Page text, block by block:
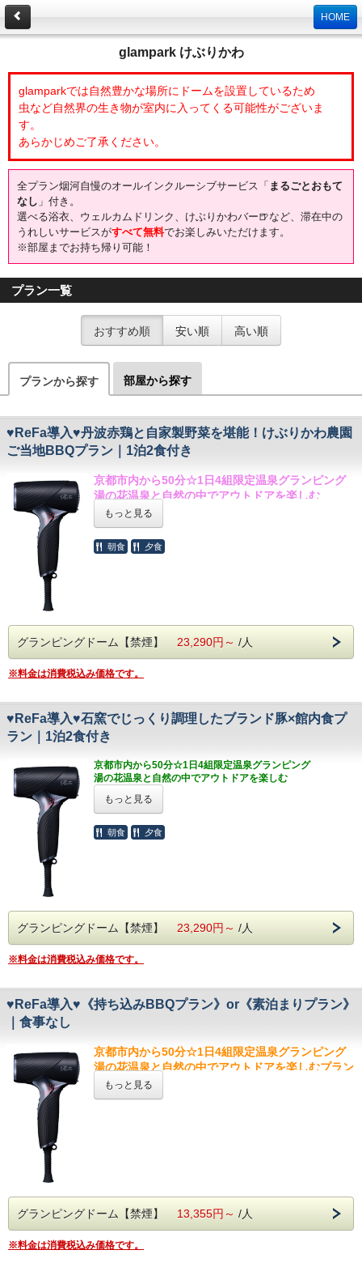
HOME
glampark けぶりかわ
glamparkでは自然豊かな場所にドームを設置しているため
虫など自然界の生き物が室内に入ってくる可能性がございま
す。
あらかじめご了承ください。
全プラン烟河自慢のオールインクルーシブサービス「 まるごとおもて
なし 」付き。
選べる浴衣、ウェルカムドリンク、けぶりかわバー🍺など、滞在中の
うれしいサービスがすべて無料でお楽しみいただけます。
※部屋までお持ち帰り可能！
プラン一覧
おすすめ順 安い順 高い順
プランから探す 部屋から探す
♥ReFa導入♥丹波赤鶏と自家製野菜を堪能！けぶりかわ農園
ご当地BBQプラン｜1泊2食付き
京都市内から50分☆1日4組限定温泉グランピング
湯の花温泉と自然の中でアウトドアを楽しむ
丹波赤鶏やけぶりかわ農園の自家製野菜が魅力の
BBQプラン
​～美容ブランド「ReFa」の製品を導入しま
各日限定1組様へ、
・ReFa BEAUTECH DRYER SE
・ReFa STRAIGHT IRON PRO
の貸出をいたします。
※他のお客様の使用状況によってはご使用いただけ
ない場合もございますため、予めご了承ください。
※使用後必ずフロントのスタッフまでお返しくださ
ーーーーーーーーーーーーーーーーーーーーーーー
ーーーーー
【 オールインクルーシブ 】
烟河自慢のオールインクルーシブサービス「まるご
とおもてなし」。選べる浴衣のご用意や、ウェルカ
内容☆
glamparkけぶりかわを存分に満喫されたい方にお
すすめのプランです！
＝注意事項＝
ください。
※安全面上、お客様ご自身での火気持ち込みは厳禁
※BBQコンロの使用時間は17：00-20：45とさせて
いただいております。
※BBQをドーム内で召し上がるのはご遠慮くださ
い。
れた「鬼の涙」が湧き出したものが、湯の花温泉で
あるという伝承が今に残っています。また、遥か戦
国時代に武士が刀傷を癒すために当時に訪れたとい
う伝説も残っており、丸山応挙や明智光秀などの偉
もっと見る
朝食 夕食
グランピングドーム【禁煙】 23,290円～ /人
※料金は消費税込み価格です。
♥ReFa導入♥石窯でじっくり調理したブランド豚×館内食プ
ラン｜1泊2食付き
京都市内から50分☆1日4組限定温泉グランピング
湯の花温泉と自然の中でアウトドアを楽しむ
した～
・ReFa BEAUTECH DRYER SE
・ReFa STRAIGHT IRON PRO
の貸出をいたします。
ぜひこの機会にお試しくださいませ。
※他のお客様の使用状況によってはご使用いただけ
※使用後必ずフロントのスタッフまでお返しくださ
い。
ーーーーー
【 オールインクルーシブ 】
とおもてなし」。選べる浴衣のご用意や、ウェルカ
【 グランピングドーム 】
圧巻の広さ！6mグランピングドーム！室内はエア
コン完備でオールシーズン快適◎
もっと見る
朝食 夕食
グランピングドーム【禁煙】 23,290円～ /人
※料金は消費税込み価格です。
♥ReFa導入♥《持ち込みBBQプラン》or《素泊まりプラン》
｜食事なし
京都市内から50分☆1日4組限定温泉グランピング
湯の花温泉と自然の中でアウトドアを楽しむプラン
コンロ付き専用BBQスペース完備◎
食材も調理方法も自由なBBQをお楽しみください♪
各日限定1組様へ、
・ReFa BEAUTECH DRYER SE
・ReFa STRAIGHT IRON PRO
の貸出をいたします。
もっと見る
グランピングドーム【禁煙】 13,355円～ /人
※料金は消費税込み価格です。